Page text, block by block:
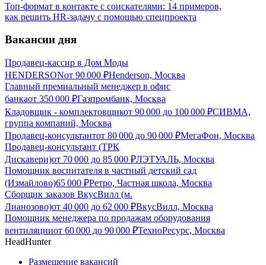
Топ-формат в контакте с соискателями: 14 примеров,
как решить HR-задачу с помощью спецпроекта
Вакансии дня
Продавец-кассир в Дом Моды
HENDERSONот 90 000 ₽Henderson, Москва
Главный премиальный менеджер в офис
банкаот 350 000 ₽Газпромбанк, Москва
Кладовщик - комплектовщикот 90 000 до 100 000 ₽СИВМА,
группа компаний, Москва
Продавец-консультантот 80 000 до 90 000 ₽МегаФон, Москва
Продавец-консультант (ТРК
Дискавери)от 70 000 до 85 000 ₽ЛЭТУАЛЬ, Москва
Помощник воспитателя в частный детский сад
(Измайлово)65 000 ₽Ретро, Частная школа, Москва
Сборщик заказов ВкусВилл (м.
Лианозово)от 40 000 до 62 000 ₽ВкусВилл, Москва
Помощник менеджера по продажам оборудования
вентиляцииот 60 000 до 90 000 ₽ТехноРесурс, Москва
HeadHunter
Размещение вакансий